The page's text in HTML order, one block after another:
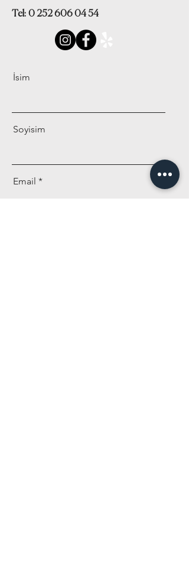
Tel: 0 252 606 04 54
İsim
Soyisim
Email